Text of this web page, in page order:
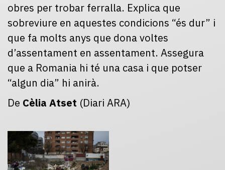
obres per trobar ferralla. Explica que
sobreviure en aquestes condicions “és dur” i
que fa molts anys que dona voltes
d’assentament en assentament. Assegura
que a Romania hi té una casa i que potser
“algun dia” hi anirà.
De Cèlia Atset (Diari ARA)